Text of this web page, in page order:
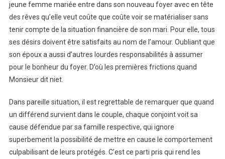
jeune femme mariée entre dans son nouveau foyer avec en tête
des rêves qu’elle veut coûte que coûte voir se matérialiser sans
tenir compte de la situation financière de son mari. Pour elle, tous
ses désirs doivent être satisfaits au nom de l’amour. Oubliant que
son époux a aussi d’autres lourdes responsabilités à assumer
pour le bonheur du foyer. D’où les premières frictions quand
Monsieur dit niet.
Dans pareille situation, il est regrettable de remarquer que quand
un différend survient dans le couple, chaque conjoint voit sa
cause défendue par sa famille respective, qui ignore
superbement la possibilité de mettre en cause le comportement
culpabilisant de leurs protégés. C’est ce parti pris qui rend les